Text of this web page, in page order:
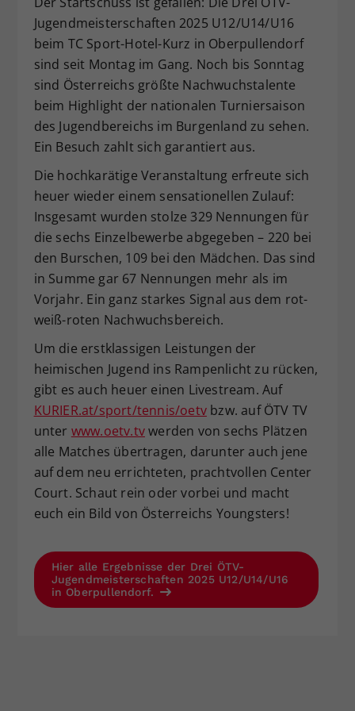
Jugendmeisterschaften 2025 U12/U14/U16
beim TC Sport-Hotel-Kurz in Oberpullendorf
sind seit Montag im Gang. Noch bis Sonntag
sind Österreichs größte Nachwuchstalente
beim Highlight der nationalen Turniersaison
des Jugendbereichs im Burgenland zu sehen.
Ein Besuch zahlt sich garantiert aus.
Die hochkarätige Veranstaltung erfreute sich
heuer wieder einem sensationellen Zulauf:
Insgesamt wurden stolze 329 Nennungen für
die sechs Einzelbewerbe abgegeben – 220 bei
den Burschen, 109 bei den Mädchen. Das sind
in Summe gar 67 Nennungen mehr als im
Vorjahr. Ein ganz starkes Signal aus dem rot-
weiß-roten Nachwuchsbereich.
Um die erstklassigen Leistungen der
heimischen Jugend ins Rampenlicht zu rücken,
gibt es auch heuer einen Livestream. Auf
KURIER.at/sport/tennis/oetvbzw. auf ÖTV TV
unter www.oetv.tvwerden von sechs Plätzen
alle Matches übertragen, darunter auch jene
auf dem neu errichteten, prachtvollen Center
Court. Schaut rein oder vorbei und macht
euch ein Bild von Österreichs Youngsters!
Hier alle Ergebnisse der Drei ÖTV-
Jugendmeisterschaften 2025 U12/U14/U16
in Oberpullendorf.
Zweck
Dieser Wert speichert Ihre Consent-
Einstellungen. Unter anderem eine
zufällig generierte ID, für die
historische Speicherung Ihrer
vorgenommen Einstellungen, falls der
Webseiten-Betreiber dies eingestellt
hat.